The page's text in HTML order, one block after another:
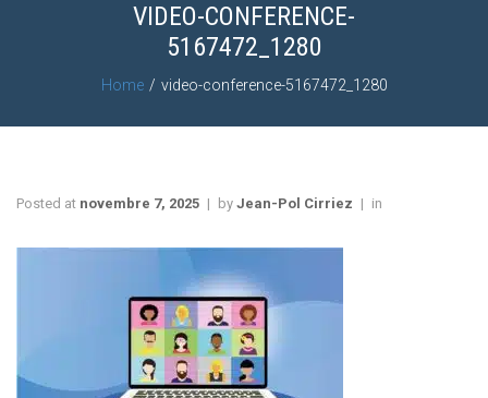
VIDEO-CONFERENCE-
5167472_1280
Home video-conference-5167472_1280
Posted at novembre 7, 2025 by Jean-Pol Cirriez in